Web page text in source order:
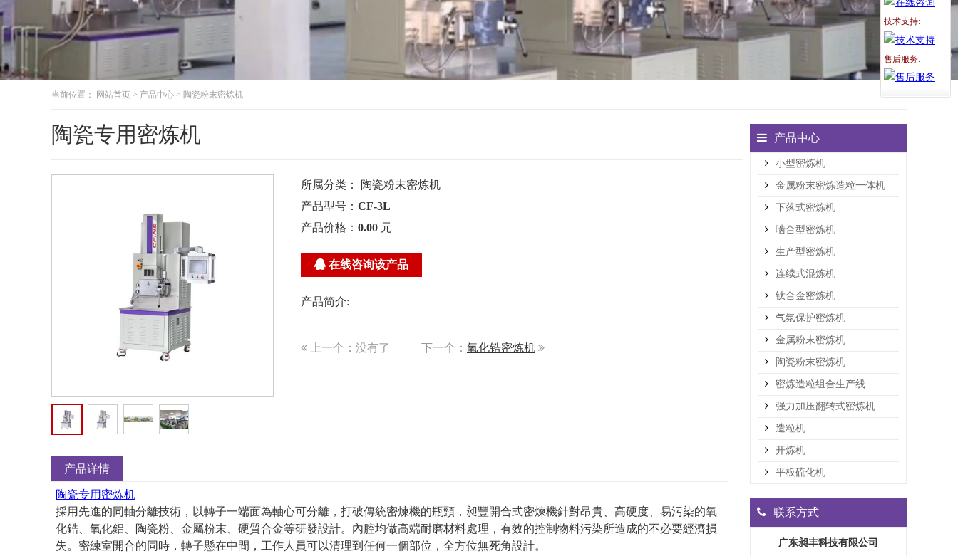
当前位置： 网站首页 > 产品中心 > 陶瓷粉末密炼机
陶瓷专用密炼机
所属分类：
陶瓷粉末密炼机
产品型号： CF-3L
产品价格： 0.00 元
在线咨询该产品
产品简介:
上一个：没有了 下一个： 氧化锆密炼机
产品详情
陶瓷专用密炼机
採用先進的同軸分離技術，以轉子一端面為軸心可分離，打破傳統密煉機的瓶頸，昶豐開合式密煉機針對昂貴、高硬度、易污染的氧
化鋯、氧化鋁、陶瓷粉、金屬粉末、硬質合金等研發設計。內腔均做高端耐磨材料處理，有效的控制物料污染所造成的不必要經濟損
失。密練室開合的同時，轉子懸在中間，工作人員可以清理到任何一個部位，全方位無死角設計。
产品中心
小型密炼机
金属粉末密炼造粒一体机
下落式密炼机
啮合型密炼机
生产型密炼机
连续式混炼机
钛合金密炼机
气氛保护密炼机
金属粉末密炼机
陶瓷粉末密炼机
密炼造粒组合生产线
强力加压翻转式密炼机
造粒机
开炼机
平板硫化机
联系方式
广东昶丰科技有限公司
技术支持:
售后服务: